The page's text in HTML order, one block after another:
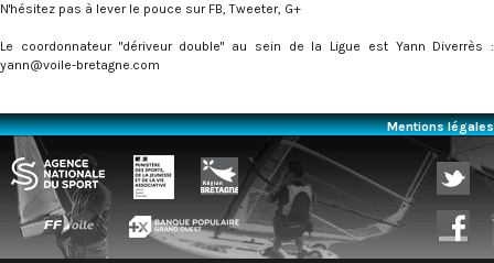
N'hésitez pas à lever le pouce sur FB, Tweeter, G+
Le coordonnateur "dériveur double" au sein de la Ligue est Yann Diverrès :
yann@voile-bretagne.com
Mentions légales